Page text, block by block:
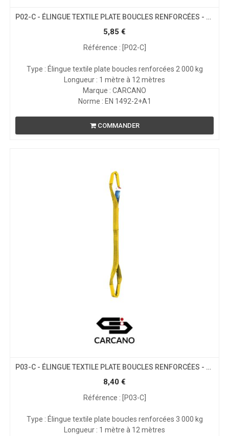
P02-C - ÉLINGUE TEXTILE PLATE BOUCLES RENFORCÉES - CMU 2T
5,85 €
Référence : [P02-C]
Type : Élingue textile plate boucles renforcées 2 000 kg
Longueur : 1 mètre à 12 mètres
Marque : CARCANO
Norme : EN 1492-2+A1
COMMANDER
P03-C - ÉLINGUE TEXTILE PLATE BOUCLES RENFORCÉES - CMU 3T
8,40 €
Référence : [P03-C]
Type : Élingue textile plate boucles renforcées 3 000 kg
Longueur : 1 mètre à 12 mètres